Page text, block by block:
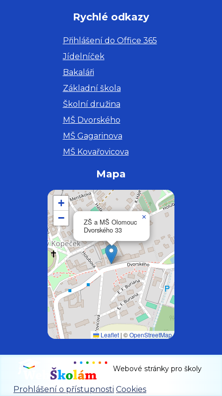
Rychlé odkazy
Přihlášení do Office 365
Jídelníček
Bakaláři
Základní škola
Školní družina
MŠ Dvorského
MŠ Gagarinova
MŠ Kovařovicova
Mapa
ZŠ a MŠ Olomouc
Dvorského 33
×
+
−
Leaflet | ©OpenStreetMap
Webové stránky pro školy
Prohlášení o přístupnosti Cookies